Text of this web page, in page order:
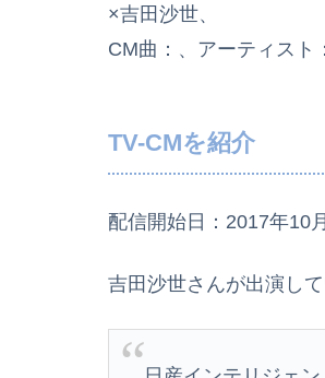
×吉田沙世、
CM曲：、アーティスト
TV-CMを紹介
配信開始日：2017年10
吉田沙世さんが出演し